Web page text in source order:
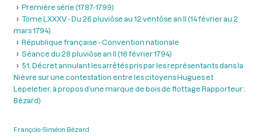
Première série (1787-1799)
Tome LXXXV - Du 26 pluviôse au 12 ventôse an II (14 février au 2
mars 1794)
République française - Convention nationale
Séance du 28 pluviôse an II (16 février 1794)
51. Décret annulant les arrêtés pris par les représentants dans la
Nièvre sur une contestation entre les citoyens Hugues et
Lepeletier, à propos d’une marque de bois de flottage Rapporteur :
Bézard)
François-Siméon Bézard